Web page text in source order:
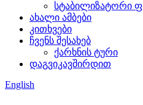
სტაბილიზატორი
ახალი ამბები
კითხვები
ჩვენს შესახებ
ქარხნის ტური
დაგვიკავშირდით
English